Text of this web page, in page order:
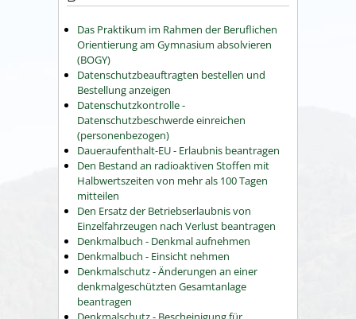
Das Praktikum im Rahmen der Beruflichen
Orientierung am Gymnasium absolvieren
(BOGY)
Datenschutzbeauftragten bestellen und
Bestellung anzeigen
Datenschutzkontrolle -
Datenschutzbeschwerde einreichen
(personenbezogen)
Daueraufenthalt-EU - Erlaubnis beantragen
Den Bestand an radioaktiven Stoffen mit
Halbwertszeiten von mehr als 100 Tagen
mitteilen
Den Ersatz der Betriebserlaubnis von
Einzelfahrzeugen nach Verlust beantragen
Denkmalbuch - Denkmal aufnehmen
Denkmalbuch - Einsicht nehmen
Denkmalschutz - Änderungen an einer
denkmalgeschützten Gesamtanlage
beantragen